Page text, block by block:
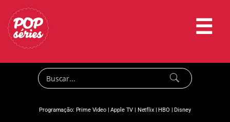
☰
Programação: Prime Video|Apple TV | Netflix|HBO |Disney